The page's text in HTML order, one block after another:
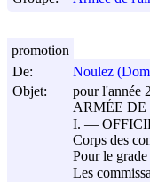
De:
Noulez
Objet:
pour l'année
ARMÉE
I. ―
Corps des
Pour le
Les
promotion